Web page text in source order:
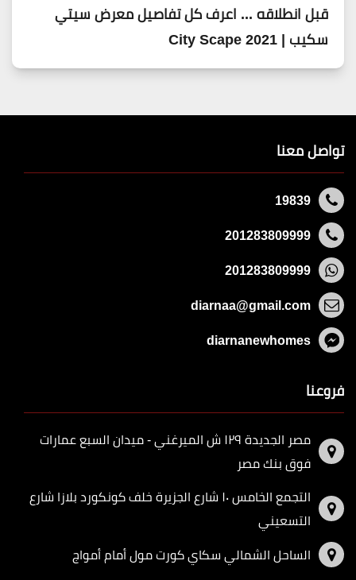
قبل انطلاقه ... اعرف كل تفاصيل معرض سيتي
سكيب | 2021 City Scape
تواصل معنا
19839
201283809999
201283809999
diarnaa@gmail.com
diarnanewhomes
فروعنا
مصر الجديدة ١٢٩ ش الميرغني - ميدان السبع عمارات
فوق بنك مصر
التجمع الخامس ١٠ شارع الجزيرة خلف كونكورد بلازا شارع
التسعيني
الساحل الشمالي سكاي كورت مول أمام أمواج